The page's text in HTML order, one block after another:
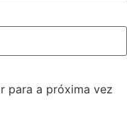
para a próxima vez